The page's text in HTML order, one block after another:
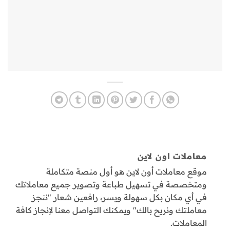
معاملات اون لاين
موقع معاملات أون لاين هو أول منصة متكاملة
ومتخصصة في تسهيل طباعة وتصوير جميع معاملاتك
في أي مكان بكل سهولة ويسر، رافعين شعار "ننجز
معاملتك ونريح بالك" ويمكنك التواصل معنا لإنجاز كافة
المعاملات.